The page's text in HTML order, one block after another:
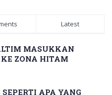
Latest
MASUKKAN
ZONA HITAM
SEPERTI APA YANG